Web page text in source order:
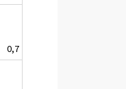
0,7